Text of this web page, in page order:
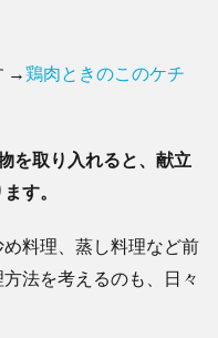
→鶏肉ときのこのケチ
を取り入れると、献立
す。
料理、蒸し料理など前
法を考えるのも、日々